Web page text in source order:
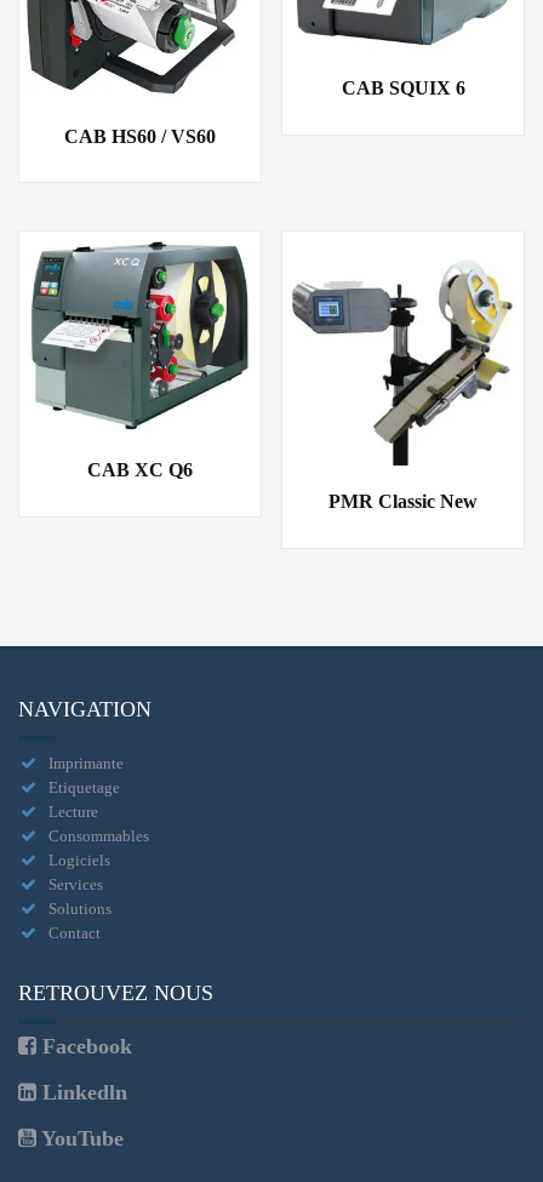
CAB HS60 / VS60
CAB SQUIX 6
CAB XC Q6
PMR Classic New
NAVIGATION
Imprimante
Etiquetage
Lecture
Consommables
Logiciels
Services
Solutions
Contact
RETROUVEZ NOUS
Facebook
Linkedln
YouTube